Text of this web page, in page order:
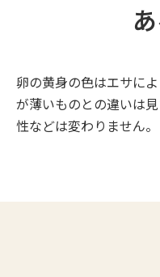
卵の黄身の色はエサに
が薄いものとの違いは
性などは変わりません。